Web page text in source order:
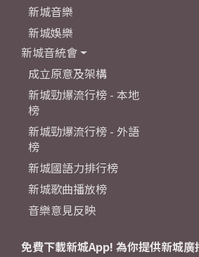
新城音樂
新城娛樂
新城音統會
成立原意及架構
新城勁爆流行榜 - 本地
榜
新城勁爆流行榜 - 外語
榜
新城國語力排行榜
新城歌曲播放榜
音樂意見反映
免費下載新城App! 為你提供新城